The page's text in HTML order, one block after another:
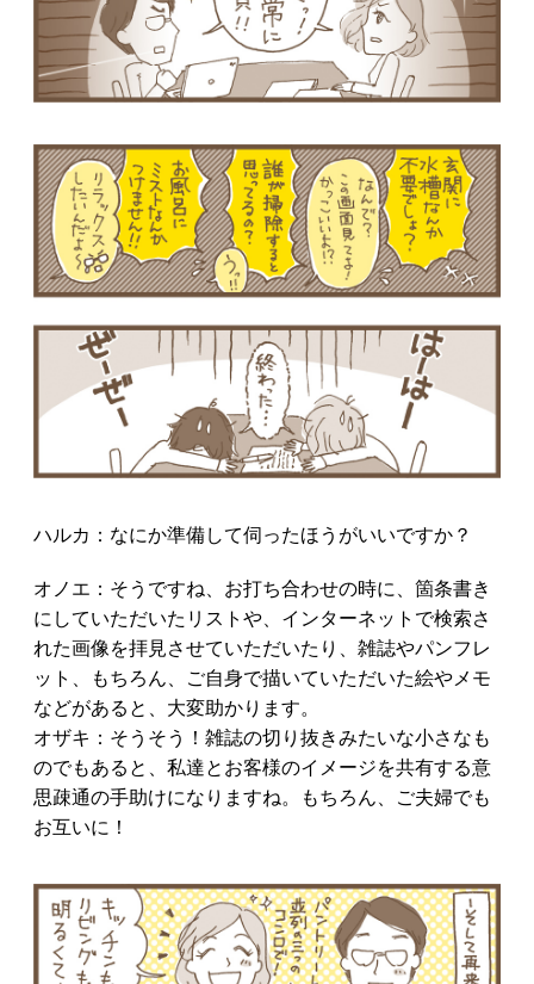
ハルカ：なにか準備して伺ったほうがいいですか？
オノエ：そうですね、お打ち合わせの時に、箇条書き
にしていただいたリストや、インターネットで検索さ
れた画像を拝見させていただいたり、雑誌やパンフレ
ット、もちろん、ご自身で描いていただいた絵やメモ
などがあると、大変助かります。
オザキ：そうそう！雑誌の切り抜きみたいな小さなも
のでもあると、私達とお客様のイメージを共有する意
思疎通の手助けになりますね。もちろん、ご夫婦でも
お互いに！